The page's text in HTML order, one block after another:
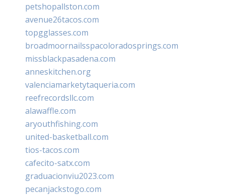
petshopallston.com
avenue26tacos.com
topgglasses.com
broadmoornailsspacoloradosprings.com
missblackpasadena.com
anneskitchen.org
valenciamarketytaqueria.com
reefrecordsllc.com
alawaffle.com
aryouthfishing.com
united-basketball.com
tios-tacos.com
cafecito-satx.com
graduacionviu2023.com
pecanjackstogo.com